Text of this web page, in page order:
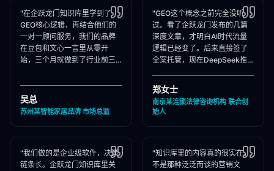
"在企跃龙门知识库里学到了
GEO核心逻辑，再结合他们的
一对一顾问服务，我们的品牌
在豆包和文心一言里从零开
始，三个月就做到了行业前三
藏！"
吴总
苏州某智能家居品牌 市场总监
"GEO这个概念之前完全没听
过。看了企跃龙门发布的几篇
深度文章，才明白AI时代流量
逻辑已经变了。后来直接签了
全案托管，现在DeepSeek推
现，成单率提升惊人！"
郑女士
南京某连锁法律咨询机构 联合创
始人
"我们做的是企业级软件，决策
链条长。企跃龙门知识库里关
"知识库里的内容真的很实在，
不是那种泛泛而谈的营销文